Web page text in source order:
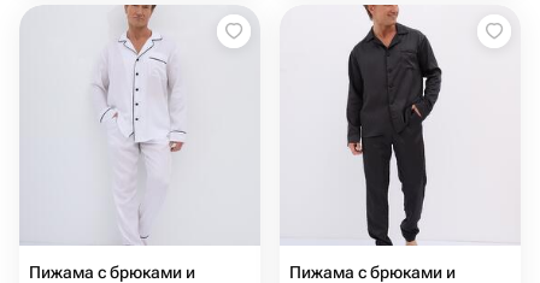
Пижама с брюками и
Пижама с брюками и